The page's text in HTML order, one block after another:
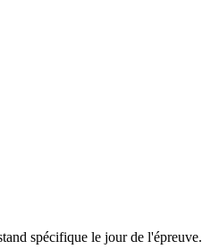
spécifique le jour de l'épreuve.